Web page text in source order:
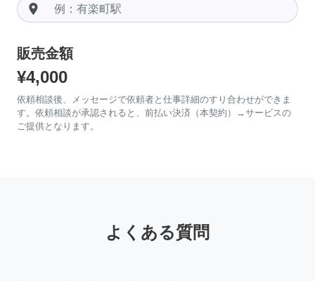
room
販売金額
¥4,000
依頼相談後、メッセージで依頼者と仕事詳細のすり合わせができま
す。依頼相談が承認されると、前払い決済（本契約）→サービスの
ご提供となります。
よくある質問